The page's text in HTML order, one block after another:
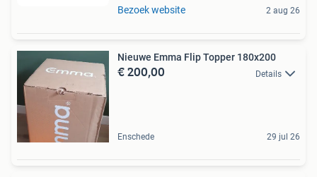
Bezoek website 2 aug 26
Nieuwe Emma Flip Topper 180x200
€ 200,00 Details
Enschede 29 jul 26